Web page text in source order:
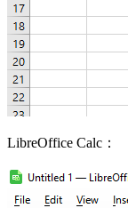
LibreOffice Calc：